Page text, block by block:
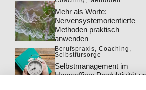
Mehr als Worte:
Nervensystemorientierte
Methoden praktisch
anwenden
Berufspraxis, Coaching ,
Selbstfürsorge
Selbstmanagement im
Homeoffice: Produktivität